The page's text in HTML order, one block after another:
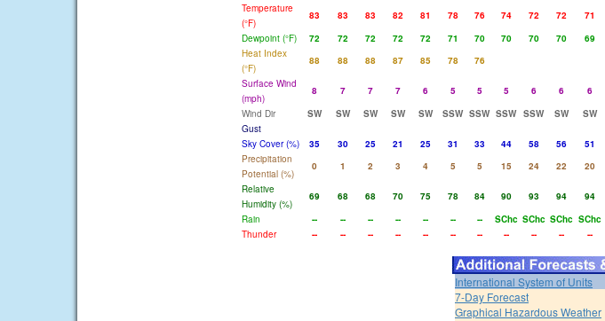
Temperature
(°F)
83 83 83 82 81 78 76 74 72 72 71
Dewpoint (°F)
72 72 72 72 72 71 70 70 70 70 69
Heat Index
(°F)
88 88 88 87 85 78 76
Surface Wind
(mph)
8 7 7 7 6 5 5 5 6 6 6
Wind Dir
SW SW SW SW SW SSW SSW SSW SSW SW SW
Gust
Sky Cover (%)
35 30 25 21 25 31 33 44 58 56 51
Precipitation
Potential (%)
0 1 2 3 4 5 5 15 24 22 20
Relative
Humidity (%)
69 68 68 70 75 78 84 90 93 94 94
Rain
-- -- -- -- -- -- -- SChc SChc SChc SChc
Thunder
-- -- -- -- -- -- -- -- -- -- --
International System of Units
7-Day Forecast
Graphical Hazardous Weather